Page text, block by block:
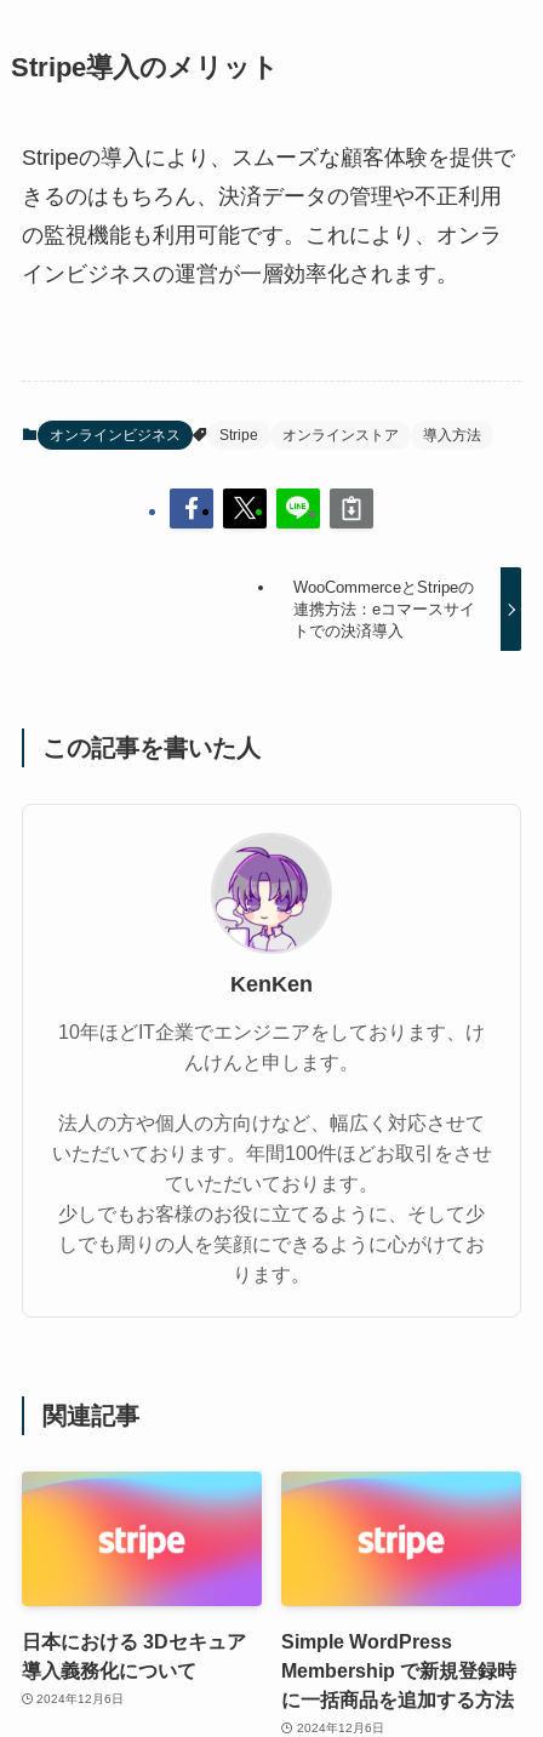
Stripe導入のメリット
Stripeの導入により、スムーズな顧客体験を提供で
きるのはもちろん、決済データの管理や不正利用
の監視機能も利用可能です。これにより、オンラ
インビジネスの運営が一層効率化されます。
オンラインビジネス Stripe オンラインストア 導入方法
WooCommerceとStripeの
連携方法：eコマースサイ
トでの決済導入
この記事を書いた人
KenKen
10年ほどIT企業でエンジニアをしております、け
んけんと申します。
法人の方や個人の方向けなど、幅広く対応させて
いただいております。年間100件ほどお取引をさせ
ていただいております。
少しでもお客様のお役に立てるように、そして少
しでも周りの人を笑顔にできるように心がけてお
ります。
関連記事
日本における 3Dセキュア
導入義務化について
2024年12月6日
Simple WordPress
Membership で新規登録時
に一括商品を追加する方法
2024年12月6日